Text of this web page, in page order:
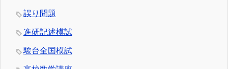
誤り問題
進研記述模試
駿台全国模試